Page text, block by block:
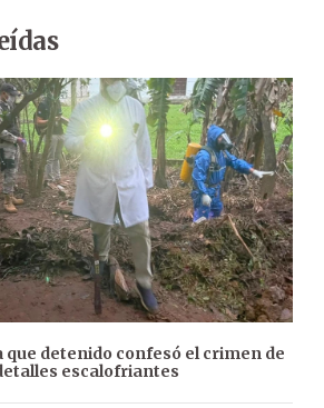
detenido confesó el crimen de
escalofriantes